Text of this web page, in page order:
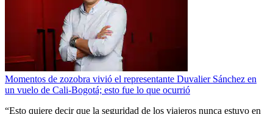
Momentos de zozobra vivió el representante Duvalier Sánchez en
un vuelo de Cali-Bogotá; esto fue lo que ocurrió
“Esto quiere decir que la seguridad de los viajeros nunca estuvo en